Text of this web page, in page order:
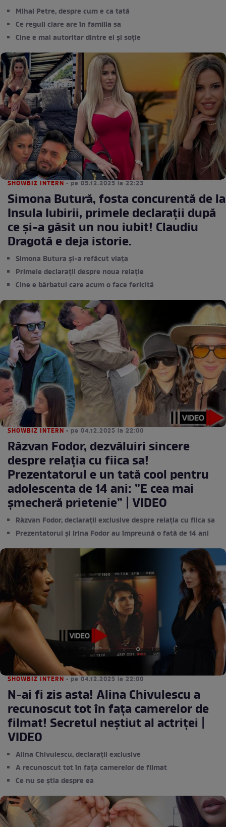
Mihai Petre, despre cum e ca tată
Ce reguli clare are în familia sa
Cine e mai autoritar dintre el și soție
SHOWBIZ INTERN • pe 05.12.2025 la 22:23
Simona Butură, fosta concurentă de la
Insula Iubirii, primele declarații după
ce și-a găsit un nou iubit! Claudiu
Dragotă e deja istorie.
Simona Butura și-a refăcut viața
Primele declarații despre noua relație
Cine e bărbatul care acum o face fericită
SHOWBIZ INTERN • pe 04.12.2025 la 22:00
Răzvan Fodor, dezvăluiri sincere
despre relația cu fiica sa!
Prezentatorul e un tată cool pentru
adolescenta de 14 ani: ”E cea mai
șmecheră prietenie” | VIDEO
Răzvan Fodor, declarații exclusive despre relația cu fiica sa
Prezentatorul și Irina Fodor au împreună o fată de 14 ani
SHOWBIZ INTERN • pe 04.12.2025 la 22:00
N-ai fi zis asta! Alina Chivulescu a
recunoscut tot în fața camerelor de
filmat! Secretul neștiut al actriței |
VIDEO
Alina Chivulescu, declarații exclusive
A recunoscut tot în fața camerelor de filmat
Ce nu se știa despre ea